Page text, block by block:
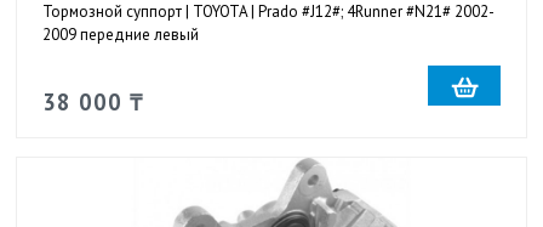
Тормозной суппорт | TOYOTA | Prado #J12#; 4Runner #N21# 2002-
2009 передние левый
38 000 ₸